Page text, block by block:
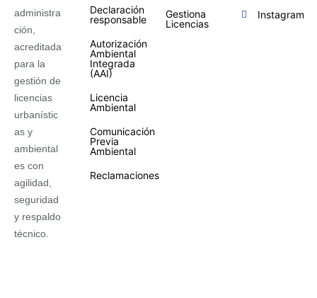
administra
ción,
acreditada
para la
gestión de
licencias
urbanístic
as y
ambiental
es con
agilidad,
seguridad
y respaldo
técnico.
Declaración
responsable
Autorización
Ambiental
Integrada
(AAI)
Licencia
Ambiental
Comunicación
Previa
Ambiental
Reclamaciones
Gestiona
Licencias
Instagram